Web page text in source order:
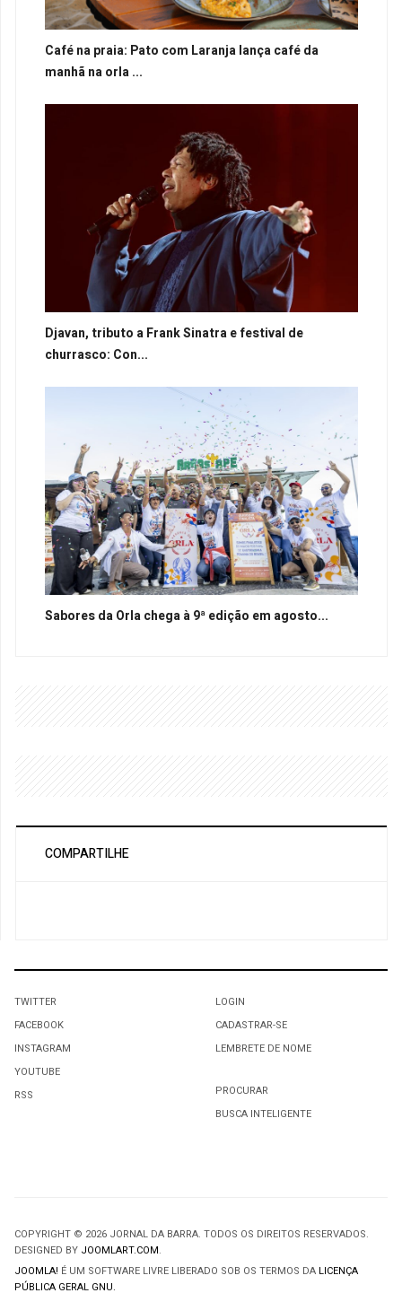
Café na praia: Pato com Laranja lança café da
manhã na orla ...
Djavan, tributo a Frank Sinatra e festival de
churrasco: Con...
Sabores da Orla chega à 9ª edição em agosto...
COMPARTILHE
TWITTER
FACEBOOK
INSTAGRAM
YOUTUBE
RSS
LOGIN
CADASTRAR-SE
LEMBRETE DE NOME
PROCURAR
BUSCA INTELIGENTE
COPYRIGHT © 2026 JORNAL DA BARRA. TODOS OS DIREITOS RESERVADOS.
DESIGNED BY JOOMLART.COM.
JOOMLA! É UM SOFTWARE LIVRE LIBERADO SOB OS TERMOS DA LICENÇA
PÚBLICA GERAL GNU.